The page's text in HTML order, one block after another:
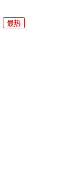
最热